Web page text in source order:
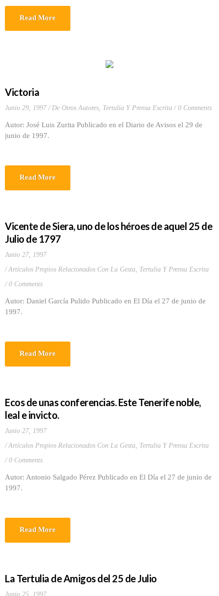
Read More
Victoria
Junio 29, 1997 De Otros Autores, Tertulia Y Prensa Escrita 0 Comments
Autor: José Luis Zurita Publicado en el Diario de Avisos el 29 de
junio de 1997.
Read More
Vicente de Siera, uno de los héroes de aquel 25 de
Julio de 1797
Junio 27, 1997
Artículos Propios Relacionados Con La Gesta, Tertulia Y Prensa Escrita
0 Comments
Autor: Daniel García Pulido Publicado en El Día el 27 de junio de
1997.
Read More
Ecos de unas conferencias. Este Tenerife noble,
leal e invicto.
Junio 27, 1997
Artículos Propios Relacionados Con La Gesta, Tertulia Y Prensa Escrita
0 Comments
Autor: Antonio Salgado Pérez Publicado en El Día el 27 de junio de
1997.
Read More
La Tertulia de Amigos del 25 de Julio
Junio 25, 1997